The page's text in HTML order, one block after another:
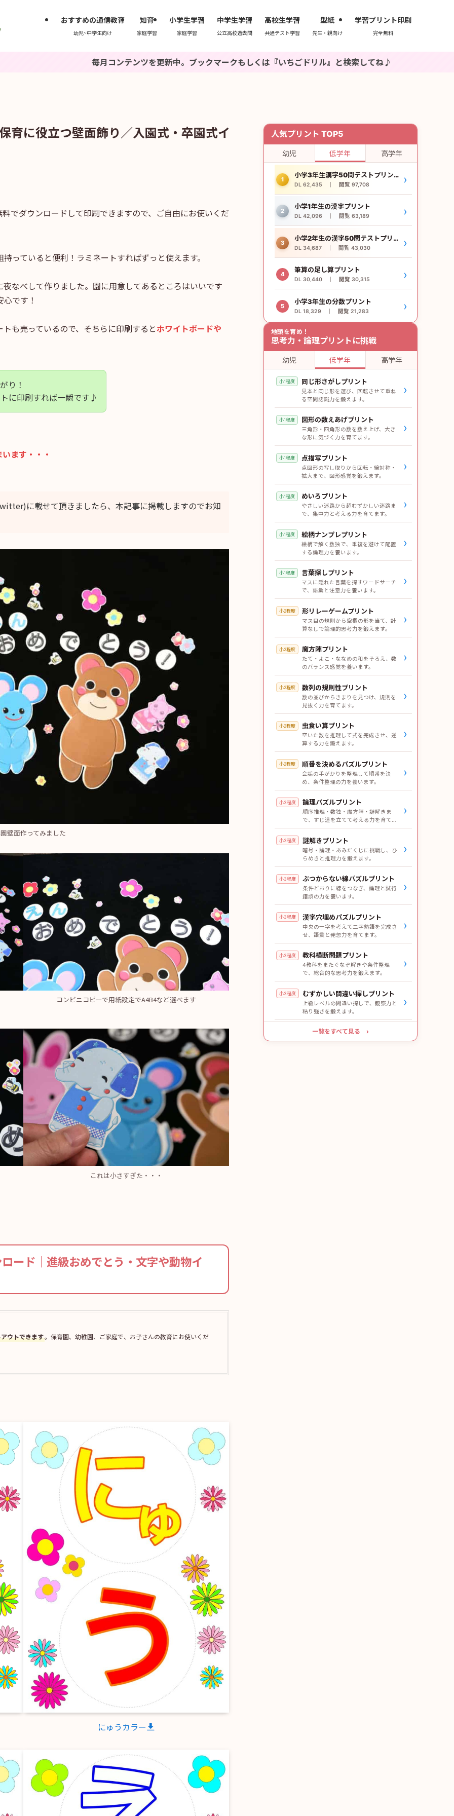
おすすめの通信教育
幼児~中学生向け
知育
家庭学習
小学生学習
家庭学習
中学生学習
公立高校過去問
高校生学習
共通テスト学習
型紙
先生・親向け
学習プリント印刷
完全無料
毎月コンテンツを更新中。ブックマークもしくは『いちごドリル』と検索してね♪
育に役立つ壁面飾り／入園式・卒園式イ
でダウンロードして印刷できますので、ご自由にお使いくだ
っていると便利！ラミネートすればずっと使えます。
なべして作りました。園に用意してあるところはいいです
です！
も売っているので、そちらに印刷するとホワイトボードや
り！
に印刷すれば一瞬です♪
ます・・・
に載せて頂きましたら、本記事に掲載しますのでお知
壁面作ってみました
コンビニコピーで用紙設定でA4B4など選べます
これは小さすぎた・・・
ード｜進級おめでとう・文字や動物イ
ウトできます。保育園、幼稚園、ご家庭で、お子さんの教育にお使いくだ
にゅうカラー
人気プリント TOP5
幼児 低学年 高学年
1
小学3年生漢字50問テストプリント
DL 62,435 ｜ 閲覧 97,708 ›
2
小学1年生の漢字プリント
DL 42,096 ｜ 閲覧 63,189 ›
3
小学2年生の漢字50問テストプリント
DL 34,687 ｜ 閲覧 43,030 ›
4
筆算の足し算プリント
DL 30,440 ｜ 閲覧 30,315 ›
5
小学3年生の分数プリント
DL 18,329 ｜ 閲覧 21,283 ›
地頭を育め！
思考力・論理プリントに挑戦
幼児 低学年 高学年
小1程度 同じ形さがしプリント
見本と同じ形を選び、回転させて重ね
る空間認識力を鍛えます。
›
小1程度 図形の数えあげプリント
三角形・四角形の数を数え上げ、大き
な形に気づく力を育てます。
›
小1程度 点描写プリント
点図形の写し取りから回転・線対称・
拡大まで、図形感覚を鍛えます。
›
小1程度 めいろプリント
やさしい迷路から超むずかしい迷路ま
で、集中力と考える力を育てます。
›
小1程度 絵柄ナンプレプリント
絵柄で解く数独で、重複を避けて配置
する論理力を養います。
›
小1程度 言葉探しプリント
マスに隠れた言葉を探すワードサーチ
で、語彙と注意力を養います。
›
小2程度 形リレーゲームプリント
マス目の規則から空欄の形を当て、計
算なしで論理的思考力を鍛えます。
›
小2程度 魔方陣プリント
たて・よこ・ななめの和をそろえ、数
のバランス感覚を養います。
›
小2程度 数列の規則性プリント
数の並びからきまりを見つけ、規則を
見抜く力を育てます。
›
小2程度 虫食い算プリント
空いた数を推理して式を完成させ、逆
算する力を鍛えます。
›
小2程度 順番を決めるパズルプリント
会話の手がかりを整理して順番を決
め、条件整理の力を養います。
›
小3程度 論理パズルプリント
順序推理・数独・魔方陣・謎解きま
で、すじ道を立てて考える力を育てま
す。
›
小3程度 謎解きプリント
暗号・論理・あみだくじに挑戦し、ひ
らめきと推理力を鍛えます。
›
小3程度 ぶつからない線パズルプリント
条件どおりに線をつなぎ、論理と試行
錯誤の力を養います。
›
小3程度 漢字穴埋めパズルプリント
中央の一字を考えて二字熟語を完成さ
せ、語彙と発想力を育てます。
›
小3程度 教科横断問題プリント
4教科をまたぐなぞ解きや条件整理
で、総合的な思考力を鍛えます。
›
小3程度 むずかしい間違い探しプリント
上級レベルの間違い探しで、観察力と
粘り強さを鍛えます。
›
一覧をすべて見る ›